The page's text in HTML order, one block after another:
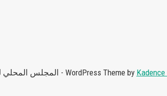
© 2026 المجلس المحلي لمدينة داريا - WordPress Theme by Kadence